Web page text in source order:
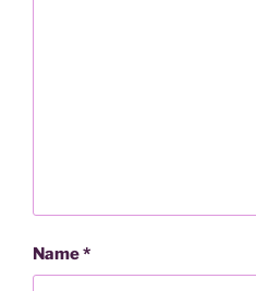
Name*